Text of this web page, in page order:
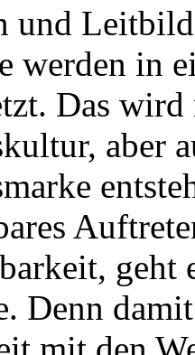
und
werden in
Das
aber
geht
Denn